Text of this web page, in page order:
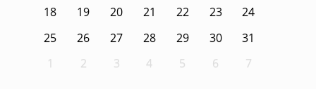
18
19 20 21 22 23
24
25
26 27 28 29 30
31
1
2 3 4 5 6 7